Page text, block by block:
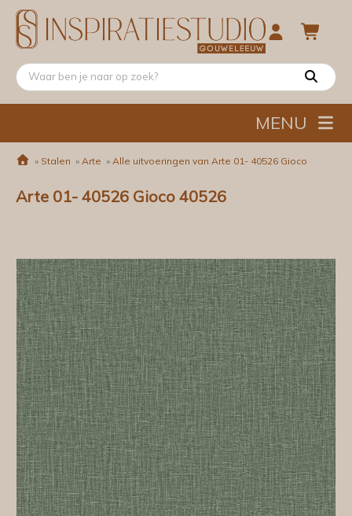
MENU
» Stalen » Arte » Alle uitvoeringen van Arte 01- 40526 Gioco
Arte 01- 40526 Gioco 40526